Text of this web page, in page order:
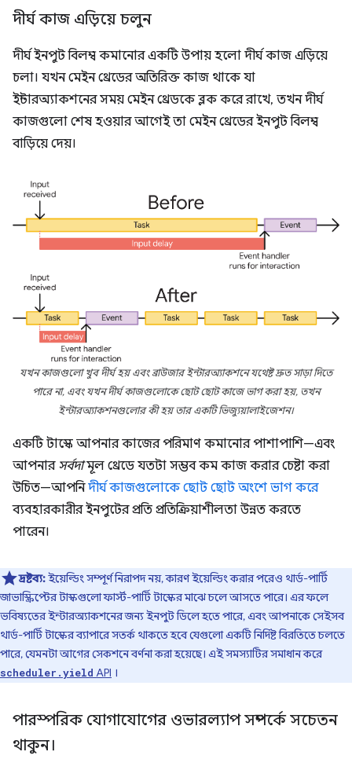
দীর্ঘ কাজ এড়িয়ে চলুন
দীর্ঘ ইনপুট বিলম্ব কমানোর একটি উপায় হলো দীর্ঘ কাজ এড়িয়ে
চলা। যখন মেইন থ্রেডের অতিরিক্ত কাজ থাকে যা
ইন্টারঅ্যাকশনের সময় মেইন থ্রেডকে ব্লক করে রাখে, তখন দীর্ঘ
কাজগুলো শেষ হওয়ার আগেই তা মেইন থ্রেডের ইনপুট বিলম্ব
বাড়িয়ে দেয়।
যখন কাজগুলো খুব দীর্ঘ হয় এবং ব্রাউজার ইন্টারঅ্যাকশনে যথেষ্ট দ্রুত সাড়া দিতে
পারে না, এবং যখন দীর্ঘ কাজগুলোকে ছোট ছোট কাজে ভাগ করা হয়, তখন
ইন্টারঅ্যাকশনগুলোর কী হয় তার একটি ভিজ্যুয়ালাইজেশন।
একটি টাস্কে আপনার কাজের পরিমাণ কমানোর পাশাপাশি—এবং
আপনার সর্বদামূল থ্রেডে যতটা সম্ভব কম কাজ করার চেষ্টা করা
উচিত—আপনিদীর্ঘ কাজগুলোকে ছোট ছোট অংশে ভাগ করে
ব্যবহারকারীর ইনপুটের প্রতি প্রতিক্রিয়াশীলতা উন্নত করতে
পারেন।
দ্রষ্টব্য:ইয়েল্ডিং সম্পূর্ণ নিরাপদ নয়, কারণ ইয়েল্ডিং করার পরেও থার্ড-পার্টি
জাভাস্ক্রিপ্টের টাস্কগুলো ফার্স্ট-পার্টি টাস্কের মাঝে চলে আসতে পারে। এর ফলে
ভবিষ্যতের ইন্টারঅ্যাকশনের জন্য ইনপুট ডিলে হতে পারে, এবং আপনাকে সেইসব
থার্ড-পার্টি টাস্কের ব্যাপারে সতর্ক থাকতে হবে যেগুলো একটি নির্দিষ্ট বিরতিতে চলতে
পারে, যেমনটা আগের সেকশনে বর্ণনা করা হয়েছে। এই সমস্যাটির সমাধান করে
scheduler.yield API ।
পারস্পরিক যোগাযোগের ওভারল্যাপ সম্পর্কে সচেতন
থাকুন।